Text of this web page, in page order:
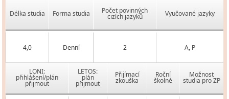
Délka studia Forma studia Počet povinných
cizích jazyků Vyučované jazyky
4,0 Denní 2 A, P
LONI:
přihlášení/plán
přijmout
LETOS:
plán
přijmout
Přijímací
zkouška
Roční
školné
Možnost
studia pro ZP